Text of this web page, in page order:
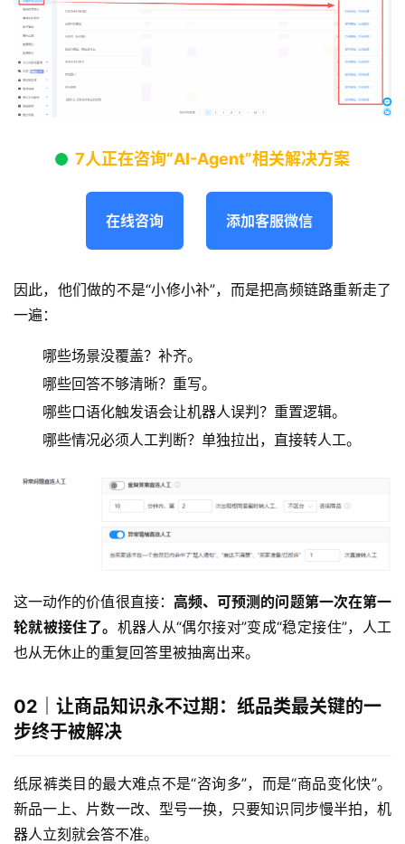
7人正在咨询“AI-Agent”相关解决方案
在线咨询 添加客服微信
因此，他们做的不是“小修小补”，而是把高频链路重新走了
一遍：
哪些场景没覆盖？补齐。
哪些回答不够清晰？重写。
哪些口语化触发语会让机器人误判？重置逻辑。
哪些情况必须人工判断？单独拉出，直接转人工。
这一动作的价值很直接： 高频、可预测的问题第一次在第一
轮就被接住了。 机器人从“偶尔接对”变成“稳定接住”，人工
也从无休止的重复回答里被抽离出来。
02｜让商品知识永不过期：纸品类最关键的一
步终于被解决
纸尿裤类目的最大难点不是“咨询多”，而是“商品变化快”。
新品一上、片数一改、型号一换，只要知识同步慢半拍，机
器人立刻就会答不准。